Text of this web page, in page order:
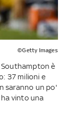
©Getty Images
Southampton è
37 milioni e
saranno un po'
ha vinto una